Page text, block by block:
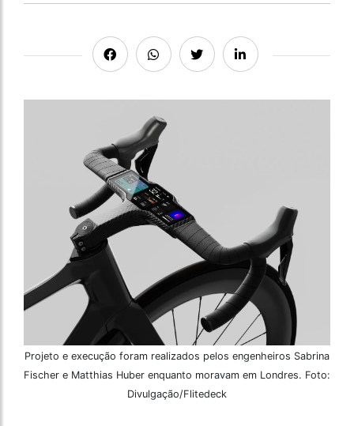
Projeto e execução foram realizados pelos engenheiros Sabrina
Fischer e Matthias Huber enquanto moravam em Londres. Foto:
Divulgação/Flitedeck